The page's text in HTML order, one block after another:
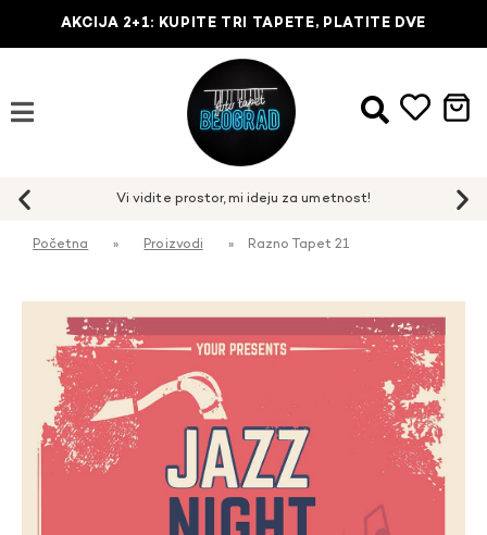
AKCIJA 2+1: KUPITE TRI TAPETE, PLATITE DVE
Početna » Proizvodi » Razno Tapet 21